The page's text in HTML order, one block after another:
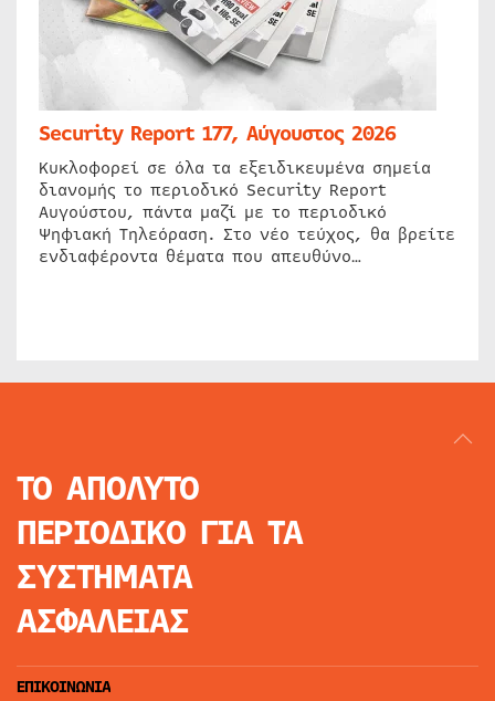
Security Report 177, Αύγουστος 2026
Κυκλοφορεί σε όλα τα εξειδικευμένα σημεία
διανομής το περιοδικό Security Report
Αυγούστου, πάντα μαζί με το περιοδικό
Ψηφιακή Τηλεόραση. Στο νέο τεύχος, θα βρείτε
ενδιαφέροντα θέματα που απευθύνο…
ΤΟ ΑΠΟΛΥΤΟ
ΠΕΡΙΟΔΙΚΟ ΓΙΑ ΤΑ
ΣΥΣΤΗΜΑΤΑ
ΑΣΦΑΛΕΙΑΣ
ΕΠΙΚΟΙΝΩΝΙΑ